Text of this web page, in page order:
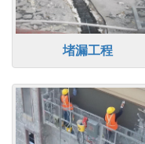
堵漏工程